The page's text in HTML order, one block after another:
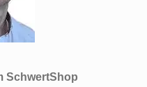
SchwertShop